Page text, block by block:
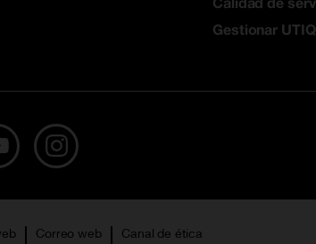
Gestionar UTIQ
Correo web Canal de ética